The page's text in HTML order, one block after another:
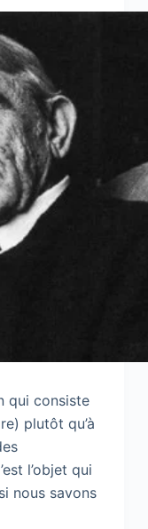
qui consiste
plutôt qu’à
l’objet qui
nous savons